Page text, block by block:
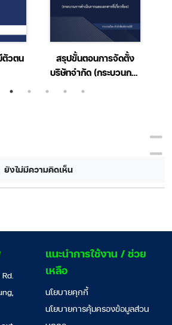
ตัวตน
สรุปขั้นตอนการจัดตั้ง
บริษัทจำกัด (กระบวนการ
ดำเนินการและเอกสารที่
ยังไม่มีความคิดเห็น
แนะนำการใช้งาน / ช่วย
เหลือ
นโยบายคุกกี้
นโยบายการคุ้มครองข้อมูลส่วน